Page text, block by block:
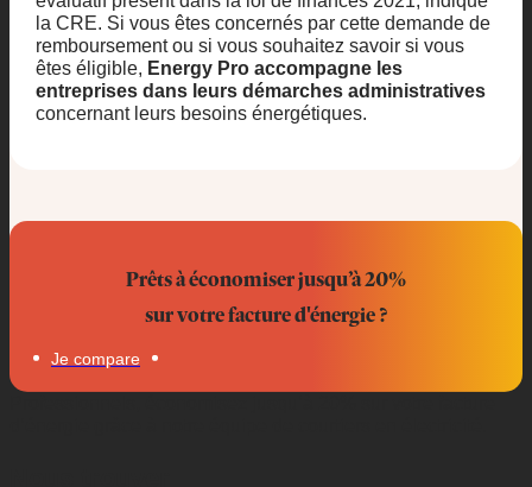
la CRE. Si vous êtes concernés par cette demande de
remboursement ou si vous souhaitez savoir si vous
êtes éligible, Energy Pro accompagne les
entreprises dans leurs démarches administratives
concernant leurs besoins énergétiques.
Prêts à économiser jusqu’à 20%
sur votre facture d'énergie ?
Je compare